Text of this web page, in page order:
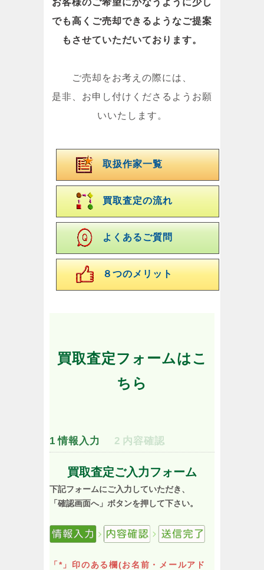
でも高くご売却できるようなご提案
もさせていただいております。
ご売却をお考えの際には、
是非、お申し付けくださるようお願
いいたします。
取扱作家一覧
買取査定の流れ
よくあるご質問
８つのメリット
買取査定フォームはこ
ちら
1 情報入力 2 内容確認
買取査定ご入力フォーム
下記フォームにご入力していただき、
「確認画面へ」ボタンを押して下さい。
「*」印のある欄(お名前・メールアド